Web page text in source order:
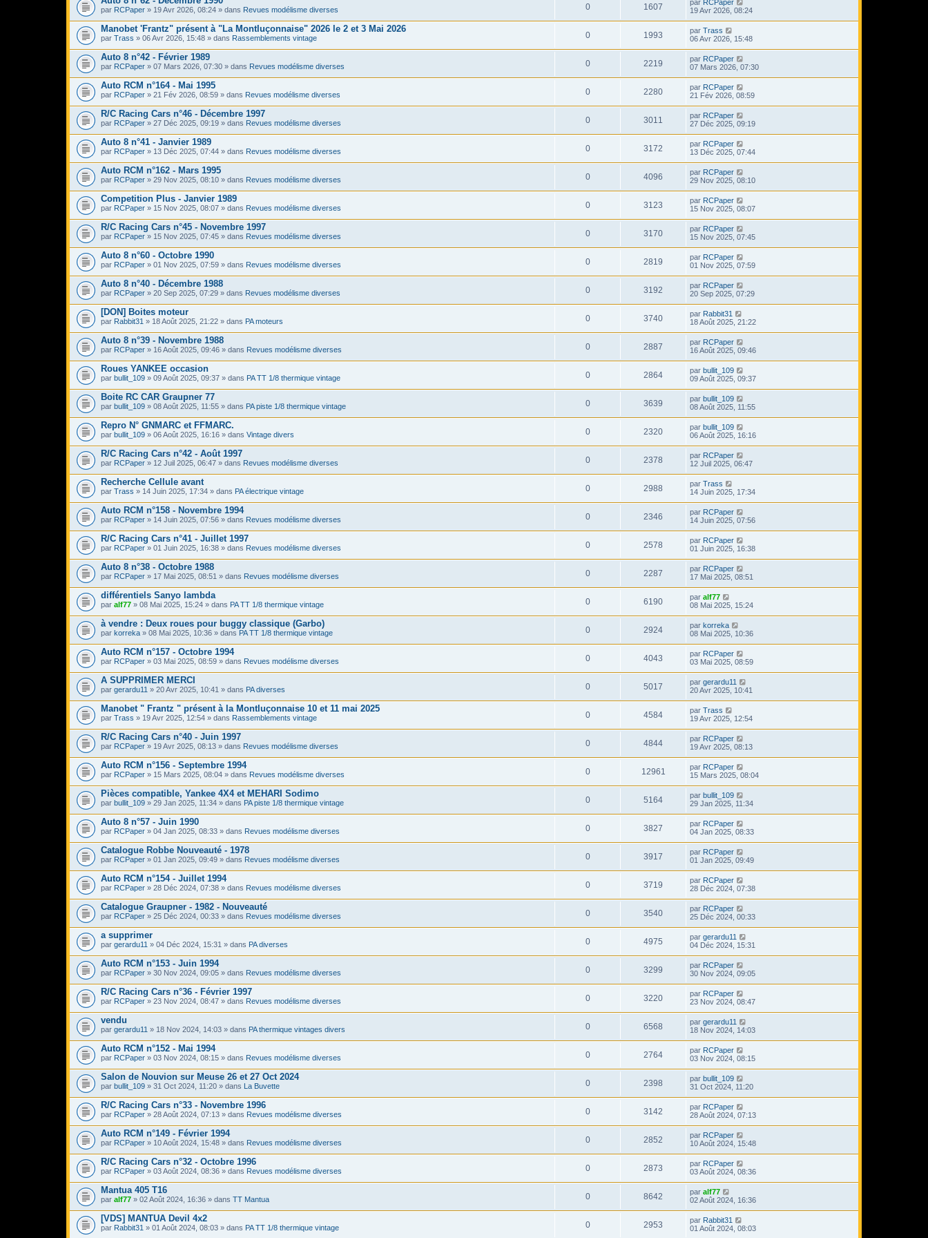
par RCPaper » 19 Avr 2026, 08:24 » dans Revues modélisme diverses 0 1607 par RCPaper
19 Avr 2026, 08:24
Manobet 'Frantz" présent à "La Montluçonnaise" 2026 le 2 et 3 Mai 2026
par Trass » 06 Avr 2026, 15:48 » dans Rassemblements vintage 0 1993 par Trass
06 Avr 2026, 15:48
Auto 8 n°42 - Février 1989
par RCPaper » 07 Mars 2026, 07:30 » dans Revues modélisme diverses 0 2219 par RCPaper
07 Mars 2026, 07:30
Auto RCM n°164 - Mai 1995
par RCPaper » 21 Fév 2026, 08:59 » dans Revues modélisme diverses 0 2280 par RCPaper
21 Fév 2026, 08:59
R/C Racing Cars n°46 - Décembre 1997
par RCPaper » 27 Déc 2025, 09:19 » dans Revues modélisme diverses 0 3011 par RCPaper
27 Déc 2025, 09:19
Auto 8 n°41 - Janvier 1989
par RCPaper » 13 Déc 2025, 07:44 » dans Revues modélisme diverses 0 3172 par RCPaper
13 Déc 2025, 07:44
Auto RCM n°162 - Mars 1995
par RCPaper » 29 Nov 2025, 08:10 » dans Revues modélisme diverses 0 4096 par RCPaper
29 Nov 2025, 08:10
Competition Plus - Janvier 1989
par RCPaper » 15 Nov 2025, 08:07 » dans Revues modélisme diverses 0 3123 par RCPaper
15 Nov 2025, 08:07
R/C Racing Cars n°45 - Novembre 1997
par RCPaper » 15 Nov 2025, 07:45 » dans Revues modélisme diverses 0 3170 par RCPaper
15 Nov 2025, 07:45
Auto 8 n°60 - Octobre 1990
par RCPaper » 01 Nov 2025, 07:59 » dans Revues modélisme diverses 0 2819 par RCPaper
01 Nov 2025, 07:59
Auto 8 n°40 - Décembre 1988
par RCPaper » 20 Sep 2025, 07:29 » dans Revues modélisme diverses 0 3192 par RCPaper
20 Sep 2025, 07:29
[DON] Boites moteur
par Rabbit31 » 18 Août 2025, 21:22 » dans PA moteurs 0 3740 par Rabbit31
18 Août 2025, 21:22
Auto 8 n°39 - Novembre 1988
par RCPaper » 16 Août 2025, 09:46 » dans Revues modélisme diverses 0 2887 par RCPaper
16 Août 2025, 09:46
Roues YANKEE occasion
par bullit_109 » 09 Août 2025, 09:37 » dans PA TT 1/8 thermique vintage 0 2864 par bullit_109
09 Août 2025, 09:37
Boite RC CAR Graupner 77
par bullit_109 » 08 Août 2025, 11:55 » dans PA piste 1/8 thermique vintage 0 3639 par bullit_109
08 Août 2025, 11:55
Repro N° GNMARC et FFMARC.
par bullit_109 » 06 Août 2025, 16:16 » dans Vintage divers 0 2320 par bullit_109
06 Août 2025, 16:16
R/C Racing Cars n°42 - Août 1997
par RCPaper » 12 Juil 2025, 06:47 » dans Revues modélisme diverses 0 2378 par RCPaper
12 Juil 2025, 06:47
Recherche Cellule avant
par Trass » 14 Juin 2025, 17:34 » dans PA électrique vintage 0 2988 par Trass
14 Juin 2025, 17:34
Auto RCM n°158 - Novembre 1994
par RCPaper » 14 Juin 2025, 07:56 » dans Revues modélisme diverses 0 2346 par RCPaper
14 Juin 2025, 07:56
R/C Racing Cars n°41 - Juillet 1997
par RCPaper » 01 Juin 2025, 16:38 » dans Revues modélisme diverses 0 2578 par RCPaper
01 Juin 2025, 16:38
Auto 8 n°38 - Octobre 1988
par RCPaper » 17 Mai 2025, 08:51 » dans Revues modélisme diverses 0 2287 par RCPaper
17 Mai 2025, 08:51
différentiels Sanyo lambda
par alf77 » 08 Mai 2025, 15:24 » dans PA TT 1/8 thermique vintage 0 6190 par alf77
08 Mai 2025, 15:24
à vendre : Deux roues pour buggy classique (Garbo)
par korreka » 08 Mai 2025, 10:36 » dans PA TT 1/8 thermique vintage 0 2924 par korreka
08 Mai 2025, 10:36
Auto RCM n°157 - Octobre 1994
par RCPaper » 03 Mai 2025, 08:59 » dans Revues modélisme diverses 0 4043 par RCPaper
03 Mai 2025, 08:59
A SUPPRIMER MERCI
par gerardu11 » 20 Avr 2025, 10:41 » dans PA diverses 0 5017 par gerardu11
20 Avr 2025, 10:41
Manobet " Frantz " présent à la Montluçonnaise 10 et 11 mai 2025
par Trass » 19 Avr 2025, 12:54 » dans Rassemblements vintage 0 4584 par Trass
19 Avr 2025, 12:54
R/C Racing Cars n°40 - Juin 1997
par RCPaper » 19 Avr 2025, 08:13 » dans Revues modélisme diverses 0 4844 par RCPaper
19 Avr 2025, 08:13
Auto RCM n°156 - Septembre 1994
par RCPaper » 15 Mars 2025, 08:04 » dans Revues modélisme diverses 0 12961 par RCPaper
15 Mars 2025, 08:04
Pièces compatible, Yankee 4X4 et MEHARI Sodimo
par bullit_109 » 29 Jan 2025, 11:34 » dans PA piste 1/8 thermique vintage 0 5164 par bullit_109
29 Jan 2025, 11:34
Auto 8 n°57 - Juin 1990
par RCPaper » 04 Jan 2025, 08:33 » dans Revues modélisme diverses 0 3827 par RCPaper
04 Jan 2025, 08:33
Catalogue Robbe Nouveauté - 1978
par RCPaper » 01 Jan 2025, 09:49 » dans Revues modélisme diverses 0 3917 par RCPaper
01 Jan 2025, 09:49
Auto RCM n°154 - Juillet 1994
par RCPaper » 28 Déc 2024, 07:38 » dans Revues modélisme diverses 0 3719 par RCPaper
28 Déc 2024, 07:38
Catalogue Graupner - 1982 - Nouveauté
par RCPaper » 25 Déc 2024, 00:33 » dans Revues modélisme diverses 0 3540 par RCPaper
25 Déc 2024, 00:33
a supprimer
par gerardu11 » 04 Déc 2024, 15:31 » dans PA diverses 0 4975 par gerardu11
04 Déc 2024, 15:31
Auto RCM n°153 - Juin 1994
par RCPaper » 30 Nov 2024, 09:05 » dans Revues modélisme diverses 0 3299 par RCPaper
30 Nov 2024, 09:05
R/C Racing Cars n°36 - Février 1997
par RCPaper » 23 Nov 2024, 08:47 » dans Revues modélisme diverses 0 3220 par RCPaper
23 Nov 2024, 08:47
vendu
par gerardu11 » 18 Nov 2024, 14:03 » dans PA thermique vintages divers 0 6568 par gerardu11
18 Nov 2024, 14:03
Auto RCM n°152 - Mai 1994
par RCPaper » 03 Nov 2024, 08:15 » dans Revues modélisme diverses 0 2764 par RCPaper
03 Nov 2024, 08:15
Salon de Nouvion sur Meuse 26 et 27 Oct 2024
par bullit_109 » 31 Oct 2024, 11:20 » dans La Buvette 0 2398 par bullit_109
31 Oct 2024, 11:20
R/C Racing Cars n°33 - Novembre 1996
par RCPaper » 28 Août 2024, 07:13 » dans Revues modélisme diverses 0 3142 par RCPaper
28 Août 2024, 07:13
Auto RCM n°149 - Février 1994
par RCPaper » 10 Août 2024, 15:48 » dans Revues modélisme diverses 0 2852 par RCPaper
10 Août 2024, 15:48
R/C Racing Cars n°32 - Octobre 1996
par RCPaper » 03 Août 2024, 08:36 » dans Revues modélisme diverses 0 2873 par RCPaper
03 Août 2024, 08:36
Mantua 405 T16
par alf77 » 02 Août 2024, 16:36 » dans TT Mantua 0 8642 par alf77
02 Août 2024, 16:36
[VDS] MANTUA Devil 4x2
par Rabbit31 » 01 Août 2024, 08:03 » dans PA TT 1/8 thermique vintage 0 2953 par Rabbit31
01 Août 2024, 08:03